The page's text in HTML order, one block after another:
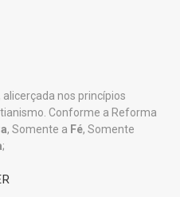
nos princípios
Conforme a Reforma
, Somente a Fé, Somente
;